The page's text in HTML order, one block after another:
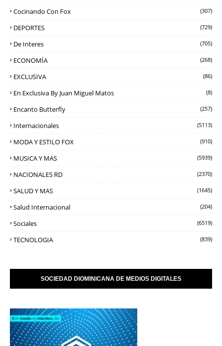
Cocinando Con Fox (307)
DEPORTES (729)
De Interes (705)
ECONOMÍA (268)
EXCLUSIVA (86)
En Exclusiva By Juan Miguel Matos (8)
Encanto Butterfly (257)
Internacionales (5113)
MODA Y ESTILO FOX (910)
MUSICA Y MAS (5939)
NACIONALES RD (2370)
SALUD Y MAS (1645)
Salud Internacional (204)
Sociales (6519)
TECNOLOGIA (839)
SOCIEDAD DIOMINICANA DE MEDIOS DIGITALES